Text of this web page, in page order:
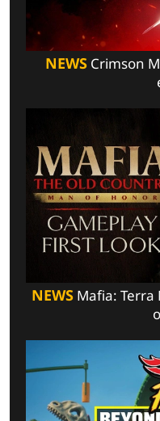
NEWSCrimson
NEWS Mafia: Terra